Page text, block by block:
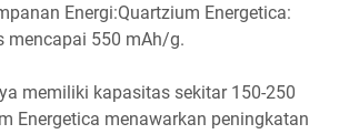
Energi:Quartzium Energetica:
mencapai 550 mAh/g.
memiliki kapasitas sekitar 150-250
Energetica menawarkan peningkatan